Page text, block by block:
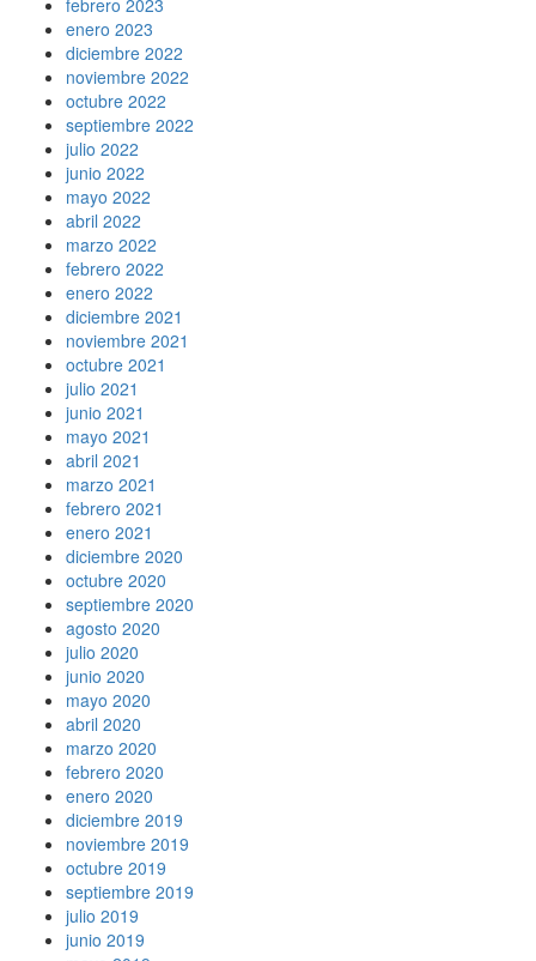
enero 2023
diciembre 2022
noviembre 2022
octubre 2022
septiembre 2022
julio 2022
junio 2022
mayo 2022
abril 2022
marzo 2022
febrero 2022
enero 2022
diciembre 2021
noviembre 2021
octubre 2021
julio 2021
junio 2021
mayo 2021
abril 2021
marzo 2021
febrero 2021
enero 2021
diciembre 2020
octubre 2020
septiembre 2020
agosto 2020
julio 2020
junio 2020
mayo 2020
abril 2020
marzo 2020
febrero 2020
enero 2020
diciembre 2019
noviembre 2019
octubre 2019
septiembre 2019
julio 2019
junio 2019